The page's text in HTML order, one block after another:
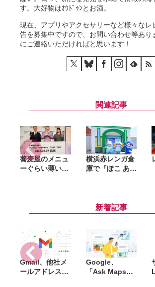
す。大好物はｵｳﾄﾞｩﾝとお酒。
現在、アプリやアクセサリーなど様々なレ
告を募集中ですので、お問い合わせ等あり
にご連絡いただければと思います！
関連記事
蕎麦屋のメニュ
ーぐらい薄い。
「カタチの多様
横浜赤レンガ倉
庫で『ぽこ あ
「ブクブクうみ
ぞこの街」の世
新着記事
Gmail、他社メ
ールアドレスを
Google、
「Ask Maps」